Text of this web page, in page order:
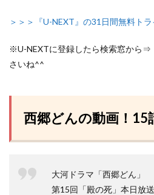
＞＞＞『U-NEXT』の31日間無料ト
※U-NEXTに登録したら検索窓から⇒
さいね^^
西郷どんの動画！15
大河ドラマ「西郷どん」
第15回「殿の死」本日放送